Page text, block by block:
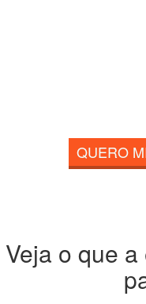
QUERO
Veja o que